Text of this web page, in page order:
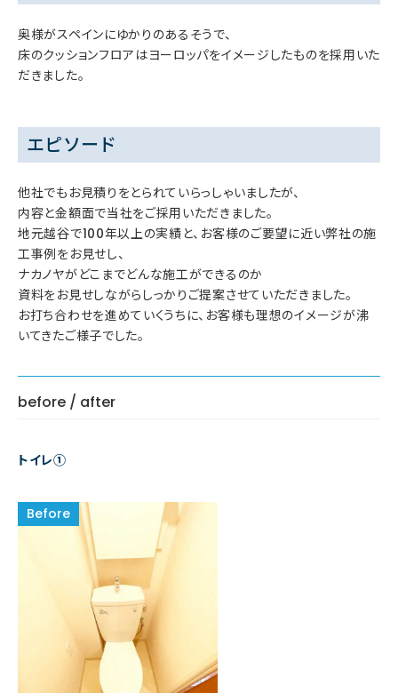
奥様がスペインにゆかりのあるそうで、
床のクッションフロアはヨーロッパをイメージしたものを採用いた
だきました。
エピソード
他社でもお見積りをとられていらっしゃいましたが、
内容と金額面で当社をご採用いただきました。
地元越谷で100年以上の実績と、お客様のご要望に近い弊社の施
工事例をお見せし、
ナカノヤがどこまでどんな施工ができるのか
資料をお見せしながらしっかりご提案させていただきました。
お打ち合わせを進めていくうちに、お客様も理想のイメージが沸
いてきたご様子でした。
before / after
トイレ①